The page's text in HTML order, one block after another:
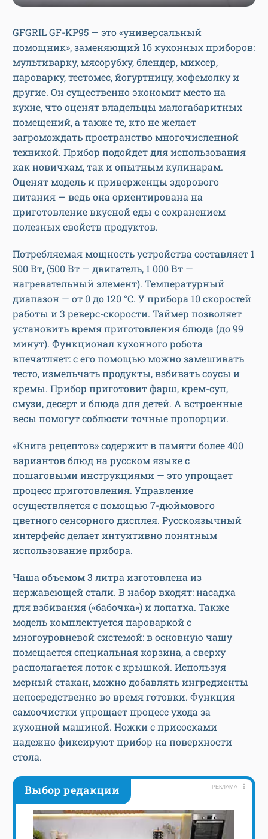
GFGRIL GF-KP95 — это «универсальный
помощник», заменяющий 16 кухонных приборов:
мультиварку, мясорубку, блендер, миксер,
пароварку, тестомес, йогуртницу, кофемолку и
другие. Он существенно экономит место на
кухне, что оценят владельцы малогабаритных
помещений, а также те, кто не желает
загромождать пространство многочисленной
техникой. Прибор подойдет для использования
как новичкам, так и опытным кулинарам.
Оценят модель и приверженцы здорового
питания — ведь она ориентирована на
приготовление вкусной еды с сохранением
полезных свойств продуктов.
Потребляемая мощность устройства составляет 1
500 Вт, (500 Вт — двигатель, 1 000 Вт —
нагревательный элемент). Температурный
диапазон — от 0 до 120 °C. У прибора 10 скоростей
работы и 3 реверс-скорости. Таймер позволяет
установить время приготовления блюда (до 99
минут). Функционал кухонного робота
впечатляет: с его помощью можно замешивать
тесто, измельчать продукты, взбивать соусы и
кремы. Прибор приготовит фарш, крем-суп,
смузи, десерт и блюда для детей. А встроенные
весы помогут соблюсти точные пропорции.
«Книга рецептов» содержит в памяти более 400
вариантов блюд на русском языке с
пошаговыми инструкциями — это упрощает
процесс приготовления. Управление
осуществляется с помощью 7-дюймового
цветного сенсорного дисплея. Русскоязычный
интерфейс делает интуитивно понятным
использование прибора.
Чаша объемом 3 литра изготовлена из
нержавеющей стали. В набор входят: насадка
для взбивания («бабочка») и лопатка. Также
модель комплектуется пароваркой с
многоуровневой системой: в основную чашу
помещается специальная корзина, а сверху
располагается лоток с крышкой. Используя
мерный стакан, можно добавлять ингредиенты
непосредственно во время готовки. Функция
самоочистки упрощает процесс ухода за
кухонной машиной. Ножки с присосками
надежно фиксируют прибор на поверхности
стола.
Выбор редакции РЕКЛАМА